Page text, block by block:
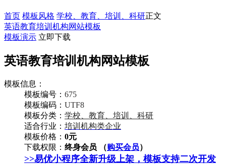
首页 模板风格 学校、教育、培训、科研正文
英语教育培训机构网站模板
模板演示 立即下载
英语教育培训机构网站模板
模板信息：
模板编号： 675
模板编码： UTF8
模板分类： 学校、教育、培训、科研
适合行业： 培训机构类企业
模板价格： 0元
下载权限： 终身会员 （购买会员）
>>易优小程序全新升级上架，模板支持二次开发